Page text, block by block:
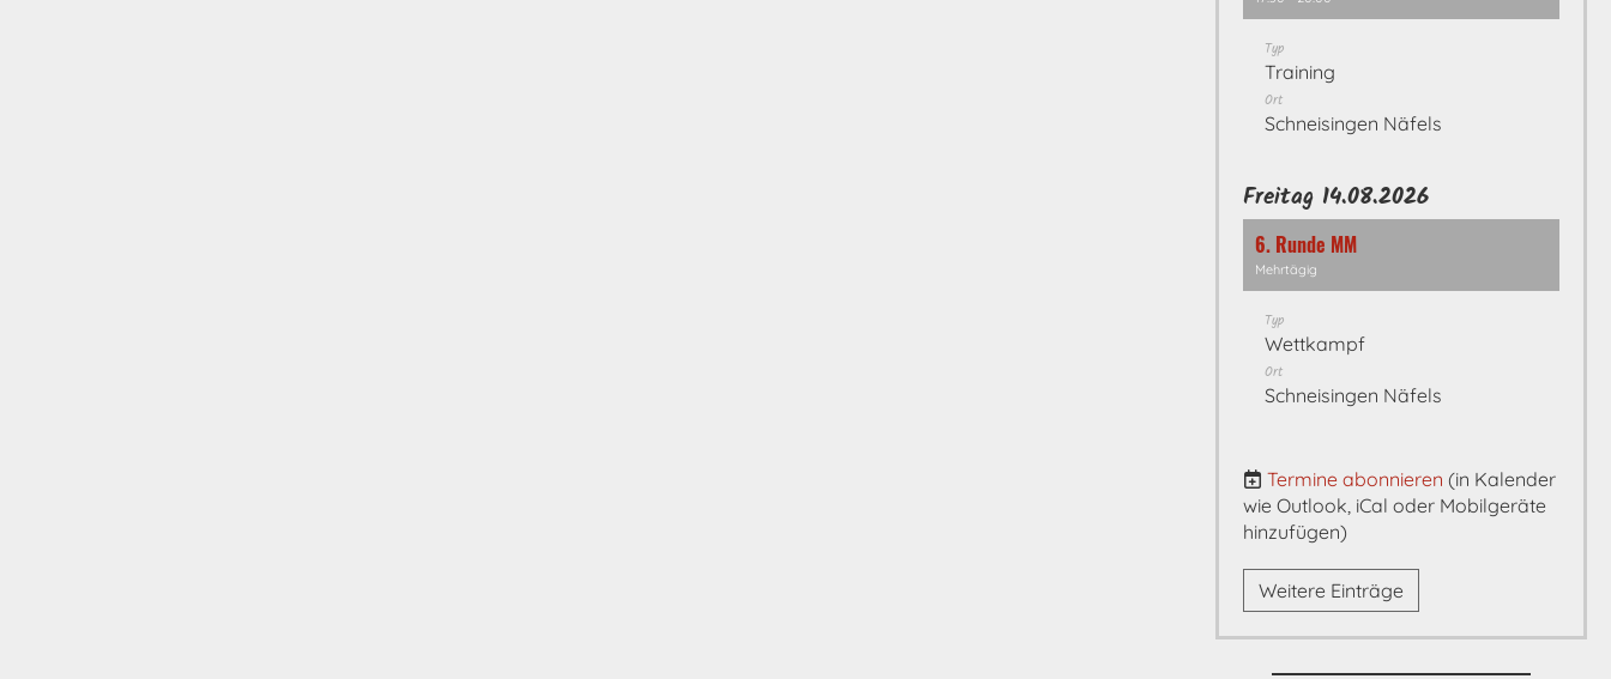
Typ
Training
Ort
Schneisingen Näfels
Freitag 14.08.2026
6. Runde MM
Mehrtägig
Typ
Wettkampf
Ort
Schneisingen Näfels
Termine abonnieren (in Kalender
wie Outlook, iCal oder Mobilgeräte
hinzufügen)
Weitere Einträge